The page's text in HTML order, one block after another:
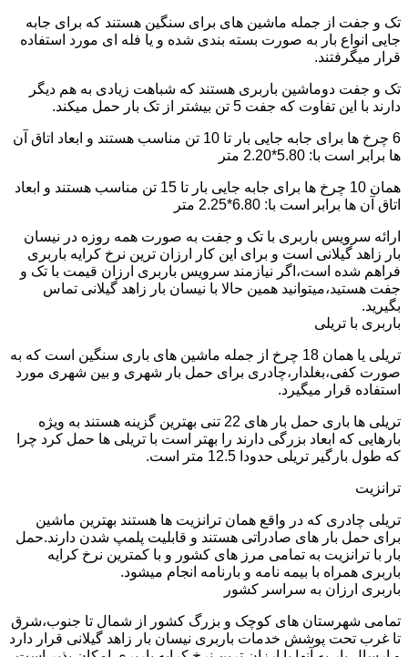
تک و جفت از جمله ماشین های برای سنگین هستند که برای جابه
جایی انواع بار به صورت بسته بندی شده و یا فله ای مورد استفاده
قرار میگرفتند.
تک و جفت دوماشین باربری هستند که شباهت زیادی به هم دیگر
دارند با این تفاوت که جفت 5 تن بیشتر از تک بار حمل میکند.
6 چرخ ها برای جابه جایی بار تا 10 تن مناسب هستند و ابعاد اتاق آن
ها برابر است با: 5.80*2.20 متر
همان 10 چرخ ها برای جابه جایی بار تا 15 تن مناسب هستند و ابعاد
اتاق آن ها برابر است با: 6.80*2.25 متر
ارائه سرویس باربری با تک و جفت به صورت همه روزه در نیسان
بار زاهد گیلانی است و برای این کار ارزان ترین نرخ کرایه باربری
فراهم شده است،اگر نیازمند سرویس باربری ارزان قیمت با تک و
جفت هستید،میتوانید همین حالا با نیسان بار زاهد گیلانی تماس
بگیرید.
باربری با تریلی
تریلی یا همان 18 چرخ از جمله ماشین های باری سنگین است که به
صورت کفی،بغلدار،چادری برای حمل بار شهری و بین شهری مورد
استفاده قرار میگیرد.
تریلی ها باری حمل بار های 22 تنی بهترین گزینه هستند به ویژه
بارهایی که ابعاد بزرگی دارند را بهتر است با تریلی ها حمل کرد چرا
که طول بارگیر تریلی حدودا 12.5 متر است.
ترانزیت
تریلی چادری که در واقع همان ترانزیت ها هستند بهترین ماشین
برای حمل بار های صادراتی هستند و قابلیت پلمپ شدن دارند.حمل
بار با ترانزیت به تمامی مرز های کشور و با کمترین نرخ کرایه
باربری همراه با بیمه نامه و بارنامه انجام میشود.
باربری ارزان به سراسر کشور
تمامی شهرستان های کوچک و بزرگ کشور از شمال تا جنوب،شرق
تا غرب تحت پوشش خدمات باربری نیسان بار زاهد گیلانی قرار دارد